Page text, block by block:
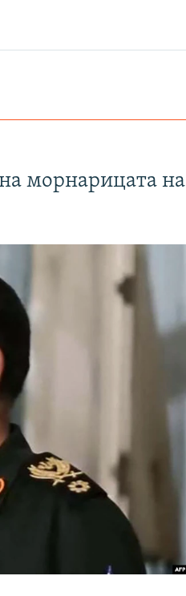
морнарицата на